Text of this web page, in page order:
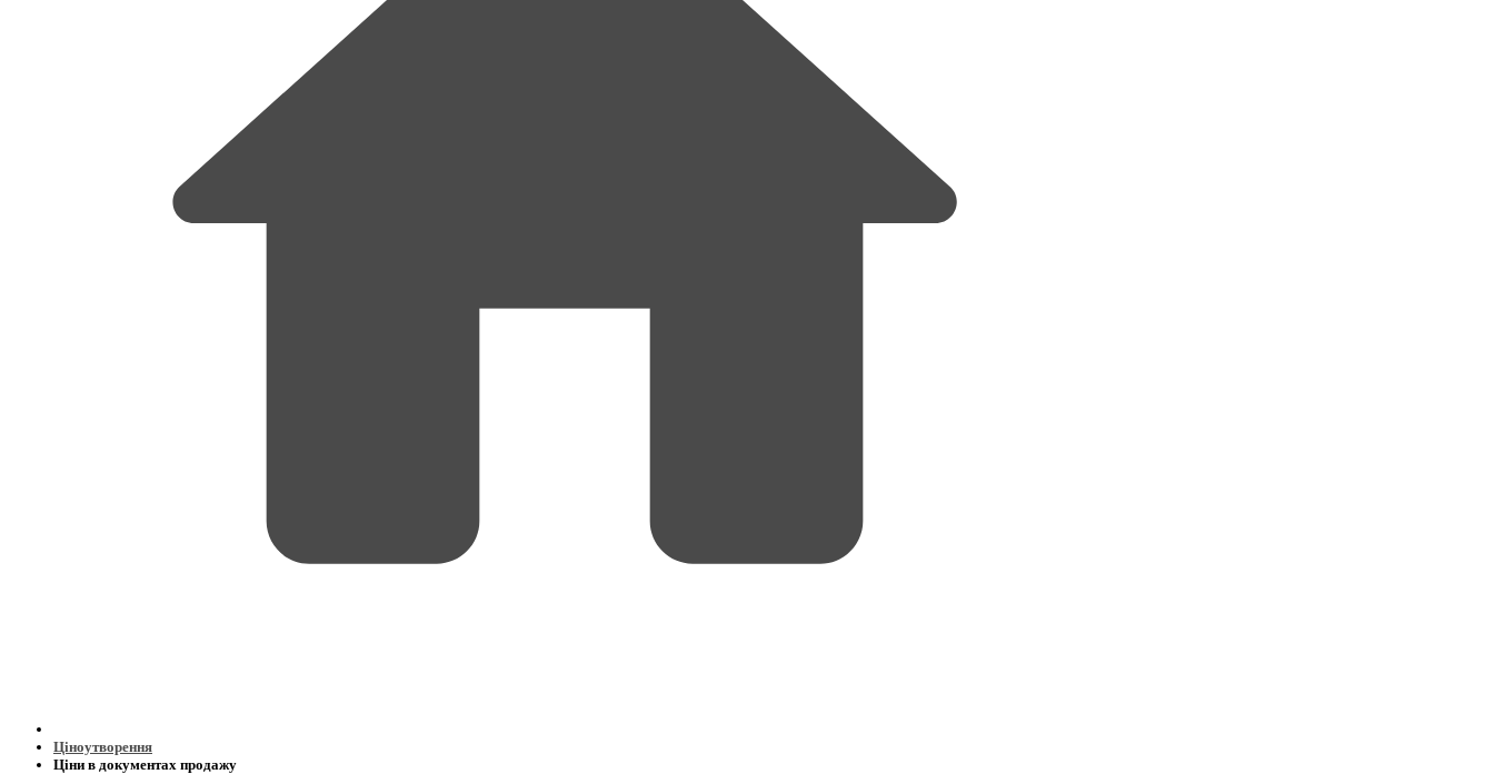
Ціноутворення
Ціни в документах продажу